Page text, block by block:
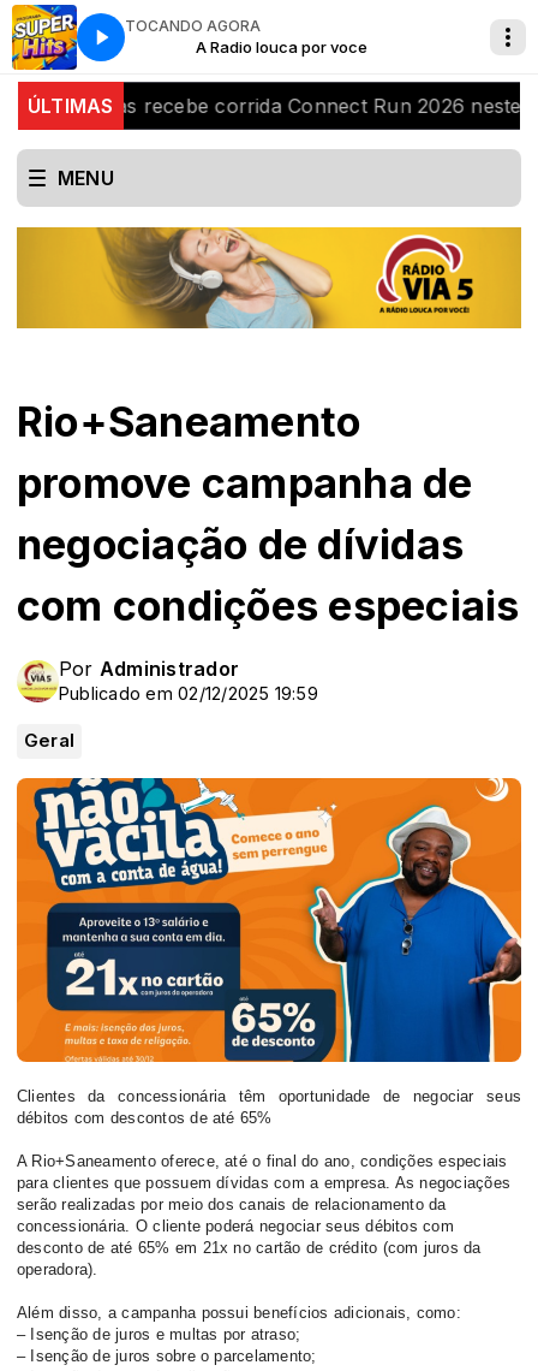
SUPER HITS com LILIAN FLORES
TOCANDO AGORA
A Radio louca por voce
ÚLTIMAS
Ostras recebe corrida Connect Run 2026 neste
MENU
Rio+Saneamento
promove campanha de
negociação de dívidas
com condições especiais
Por Administrador
Publicado em 02/12/2025 19:59
Geral
Clientes da concessionária têm oportunidade de negociar seus
débitos com descontos de até 65%
A Rio+Saneamento oferece, até o final do ano, condições especiais
para clientes que possuem dívidas com a empresa. As negociações
serão realizadas por meio dos canais de relacionamento da
concessionária. O cliente poderá negociar seus débitos com
desconto de até 65% em 21x no cartão de crédito (com juros da
operadora).
Além disso, a campanha possui benefícios adicionais, como:
– Isenção de juros e multas por atraso;
– Isenção de juros sobre o parcelamento;